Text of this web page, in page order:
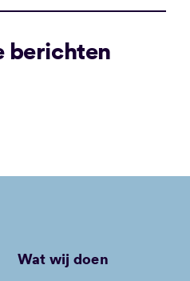
berichten
Wat wij doen